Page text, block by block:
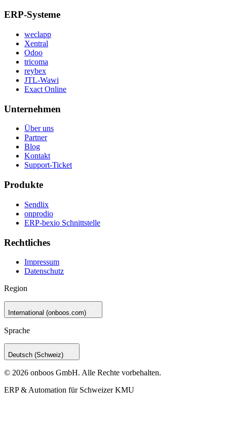
ERP-Systeme
weclapp
Xentral
Odoo
tricoma
reybex
JTL-Wawi
Exact Online
Unternehmen
Über uns
Partner
Blog
Kontakt
Support-Ticket
Produkte
Sendlix
onprodio
ERP-bexio Schnittstelle
Rechtliches
Impressum
Datenschutz
Region
International (onboos.com)
Sprache
Deutsch (Schweiz)
© 2026 onboos GmbH. Alle Rechte vorbehalten.
ERP & Automation für Schweizer KMU